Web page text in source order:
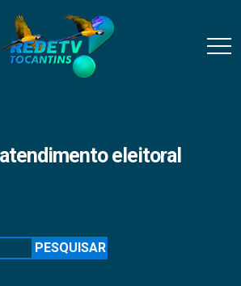
eleitoral
PESQUISAR